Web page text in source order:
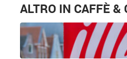
ALTRO IN CAFFÈ &